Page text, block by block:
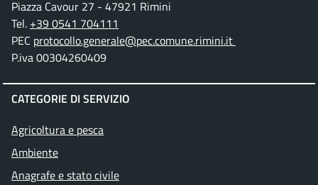
Piazza Cavour 27 - 47921 Rimini
Tel. +39 0541 704111
PEC protocollo.generale@pec.comune.rimini.it
P.iva 00304260409
CATEGORIE DI SERVIZIO
Agricoltura e pesca
Ambiente
Anagrafe e stato civile